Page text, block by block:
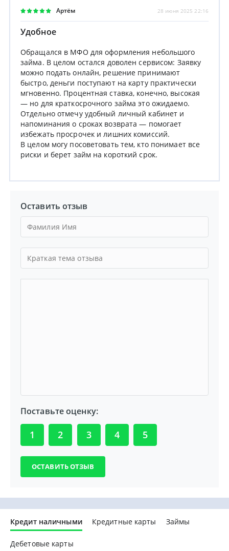
Артём 28 июня 2025 22:16
Удобное
Обращался в МФО для оформления небольшого
займа. В целом остался доволен сервисом: Заявку
можно подать онлайн, решение принимают
быстро, деньги поступают на карту практически
мгновенно. Процентная ставка, конечно, высокая
— но для краткосрочного займа это ожидаемо.
Отдельно отмечу удобный личный кабинет и
напоминания о сроках возврата — помогает
избежать просрочек и лишних комиссий.
В целом могу посоветовать тем, кто понимает все
риски и берет займ на короткий срок.
Оставить отзыв
Поставьте оценку:
1 2 3 4 5
Кредит наличными Кредитные карты Займы
Дебетовые карты